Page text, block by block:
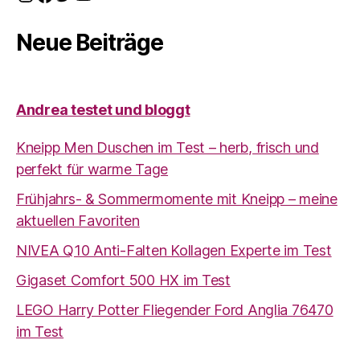
Neue Beiträge
Andrea testet und bloggt
Kneipp Men Duschen im Test – herb, frisch und
perfekt für warme Tage
Frühjahrs- & Sommermomente mit Kneipp – meine
aktuellen Favoriten
NIVEA Q10 Anti-Falten Kollagen Experte im Test
Gigaset Comfort 500 HX im Test
LEGO Harry Potter Fliegender Ford Anglia 76470
im Test